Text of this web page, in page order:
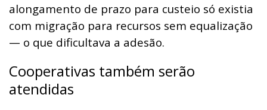
alongamento de prazo para custeio só existia
com migração para recursos sem equalização
— o que dificultava a adesão.
Cooperativas também serão
atendidas